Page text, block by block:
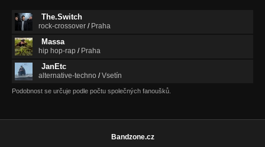
The.Switch
rock-crossover / Praha
Massa
hip hop-rap / Praha
JanEtc
alternative-techno /Vsetín
Podobnost se určuje podle počtu společných fanoušků.
Bandzone.cz